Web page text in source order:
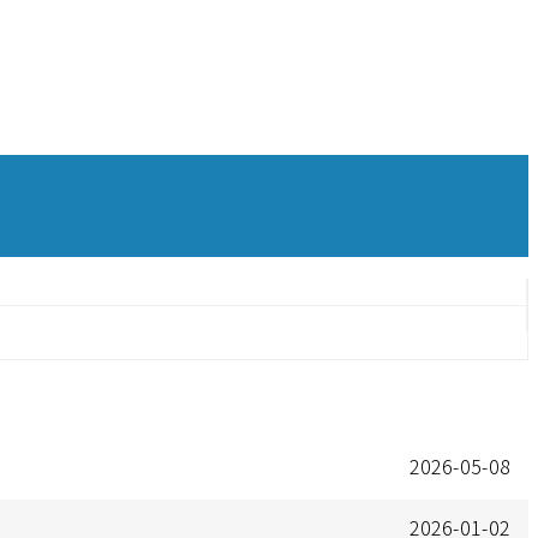
2026-05-08
2026-01-02